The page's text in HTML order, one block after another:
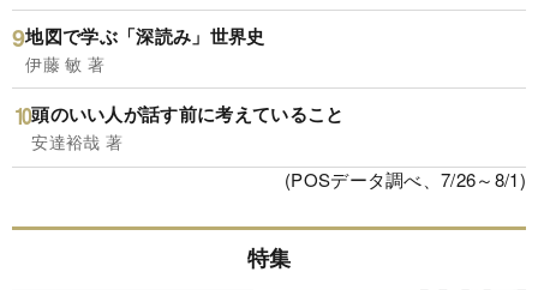
地図で学ぶ「深読み」世界史
伊藤 敏 著
頭のいい人が話す前に考えていること
安達裕哉 著
(POSデータ調べ、7/26～8/1)
特集